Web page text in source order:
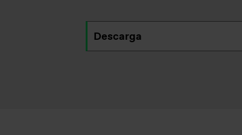
Descarga